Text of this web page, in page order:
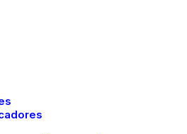
tu negocio
con
Facebook?